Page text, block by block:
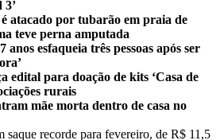
3’
é atacado por tubarão em praia de
teve perna amputada
anos esfaqueia três pessoas após ser
edital para doação de kits ‘Casa de
rurais
mãe morta dentro de casa no
saque recorde para fevereiro, de R$ 11,5